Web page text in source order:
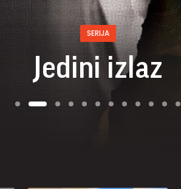
SERIJA
Jedini izlaz